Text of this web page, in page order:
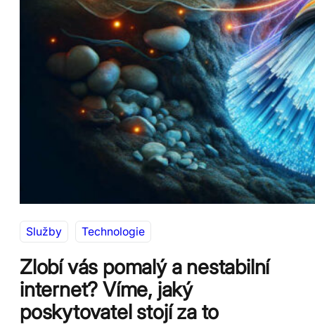
Služby Technologie
Zlobí vás pomalý a nestabilní
internet? Víme, jaký
poskytovatel stojí za to